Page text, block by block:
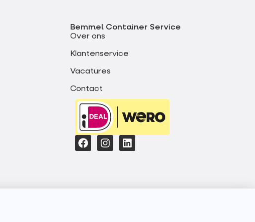
Bemmel Container Service
Over ons
Klantenservice
Vacatures
Contact